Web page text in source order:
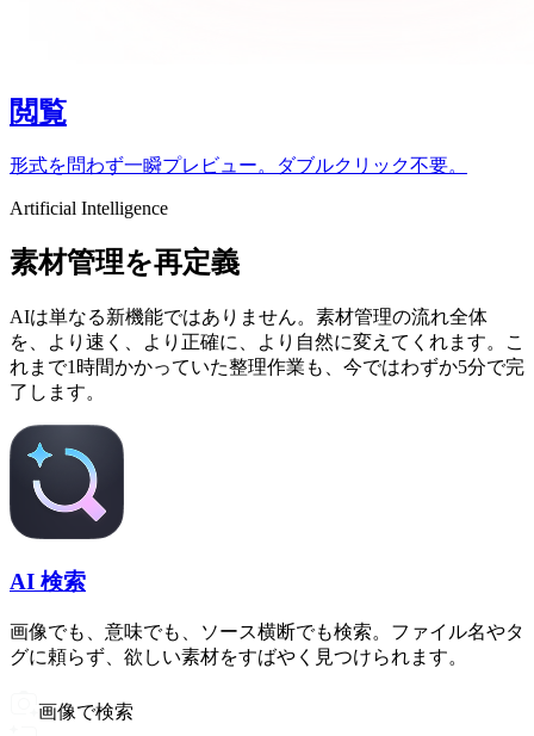
閲覧
形式を問わず一瞬プレビュー。ダブルクリック不要。
Artificial Intelligence
素材管理を再定義
AIは単なる新機能ではありません。素材管理の流れ全体
を、より速く、より正確に、より自然に変えてくれます。こ
れまで1時間かかっていた整理作業も、今ではわずか5分で完
了します。
AI 検索
画像でも、意味でも、ソース横断でも検索。ファイル名やタ
グに頼らず、欲しい素材をすばやく見つけられます。
画像で検索